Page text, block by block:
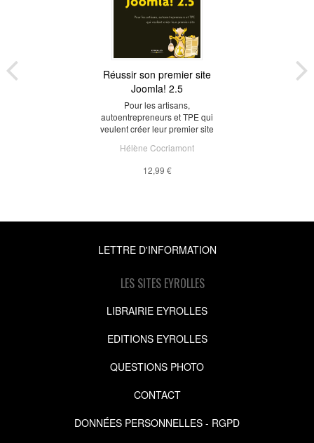
Réussir son premier site
Joomla! 2.5
Pour les artisans,
autoentrepreneurs et TPE qui
veulent créer leur premier site
Hélène Cocriamont
12,99 €
LETTRE D'INFORMATION
LES SITES EYROLLES
LIBRAIRIE EYROLLES
EDITIONS EYROLLES
QUESTIONS PHOTO
CONTACT
DONNÉES PERSONNELLES - RGPD